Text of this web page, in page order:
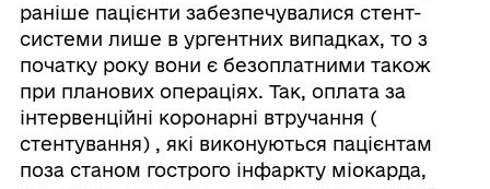
раніше пацієнти забезпечувалися стент-
системи лише в ургентних випадках, то з
початку року вони є безоплатними також
при планових операціях. Так, оплата за
інтервенційні коронарні втручання (
стентування) , які виконуються пацієнтам
поза станом гострого інфаркту міокарда,